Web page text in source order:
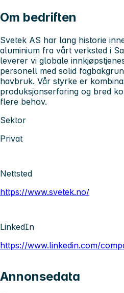
Om bedriften
Svetek AS har lang historie
aluminium fra vårt verksted i
leverer vi globale
personell med solid
havbruk. Vår styrke er
produksjonserfaring og bred
flere behov.
Sektor
Privat
Nettsted
https://www.svetek.no/
LinkedIn
https://www.linkedin.com/
Annonsedata